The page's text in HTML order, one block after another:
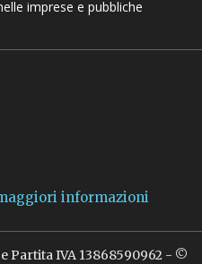
imprese e pubbliche
informazioni
Partita IVA 13868590962 - ©